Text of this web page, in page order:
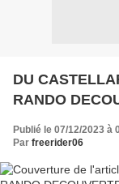
DU
RANDO
Publié le 07/12/2023 à
Par freerider06